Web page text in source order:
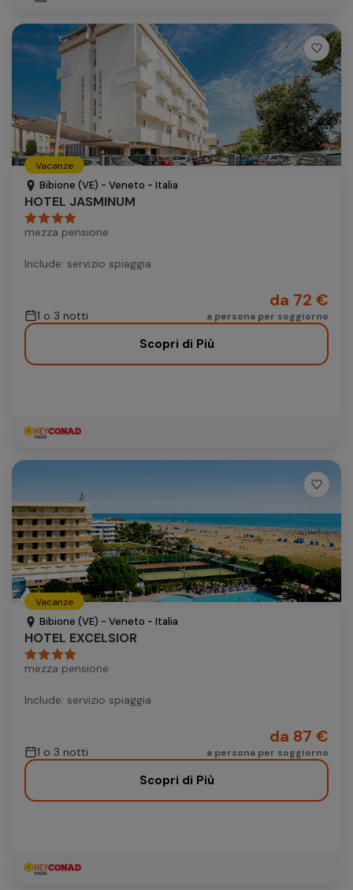
Vacanze
Bibione (VE) - Veneto - Italia
HOTEL JASMINUM
mezza pensione
Include: servizio spiaggia
1 o 3 notti
da 72 €
a persona per soggiorno
Scopri di Più
Vacanze
Bibione (VE) - Veneto - Italia
HOTEL EXCELSIOR
mezza pensione
Include: servizio spiaggia
1 o 3 notti
da 87 €
a persona per soggiorno
Scopri di Più